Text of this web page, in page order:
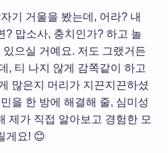
기 거울을 봤는데, 어라? 내
? 맙소사, 충치인가? 하고 놀
으실 거예요. 저도 그랬거든
, 티 나지 않게 감쪽같이 하고
많은지 머리가 지끈지끈하셨
을 한 방에 해결해 줄, 심미성
제가 직접 알아보고 경험한 모
게요! 😊